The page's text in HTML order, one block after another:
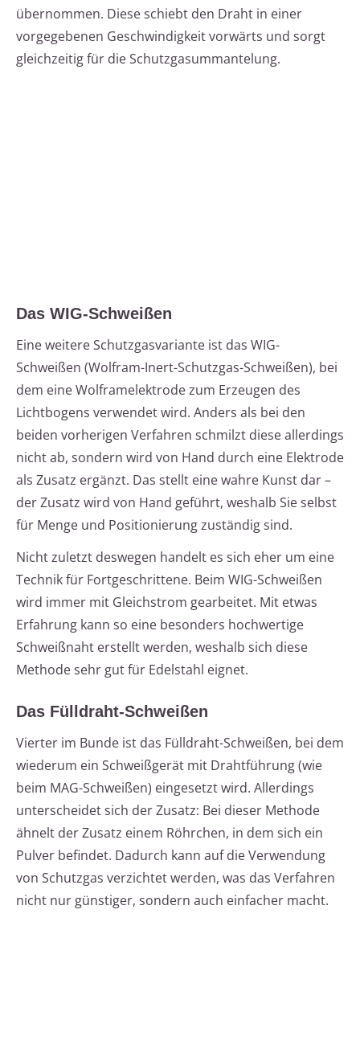
übernommen. Diese schiebt den Draht in einer
vorgegebenen Geschwindigkeit vorwärts und sorgt
gleichzeitig für die Schutzgasummantelung.
Das WIG-Schweißen
Eine weitere Schutzgasvariante ist das WIG-
Schweißen (Wolfram-Inert-Schutzgas-Schweißen), bei
dem eine Wolframelektrode zum Erzeugen des
Lichtbogens verwendet wird. Anders als bei den
beiden vorherigen Verfahren schmilzt diese allerdings
nicht ab, sondern wird von Hand durch eine Elektrode
als Zusatz ergänzt. Das stellt eine wahre Kunst dar –
der Zusatz wird von Hand geführt, weshalb Sie selbst
für Menge und Positionierung zuständig sind.
Nicht zuletzt deswegen handelt es sich eher um eine
Technik für Fortgeschrittene. Beim WIG-Schweißen
wird immer mit Gleichstrom gearbeitet. Mit etwas
Erfahrung kann so eine besonders hochwertige
Schweißnaht erstellt werden, weshalb sich diese
Methode sehr gut für Edelstahl eignet.
Das Fülldraht-Schweißen
Vierter im Bunde ist das Fülldraht-Schweißen, bei dem
wiederum ein Schweißgerät mit Drahtführung (wie
beim MAG-Schweißen) eingesetzt wird. Allerdings
unterscheidet sich der Zusatz: Bei dieser Methode
ähnelt der Zusatz einem Röhrchen, in dem sich ein
Pulver befindet. Dadurch kann auf die Verwendung
von Schutzgas verzichtet werden, was das Verfahren
nicht nur günstiger, sondern auch einfacher macht.